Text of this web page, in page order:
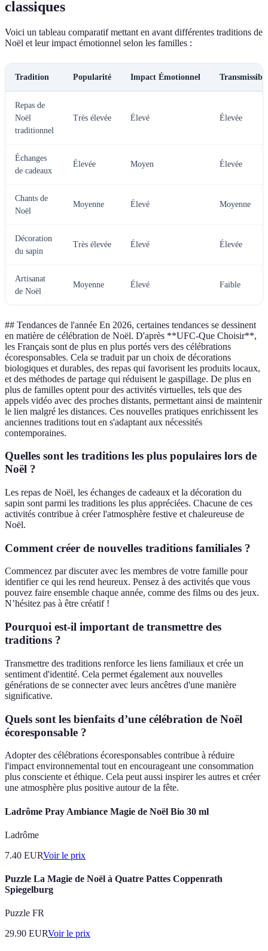
classiques
Voici un tableau comparatif mettant en avant différentes traditions de
Noël et leur impact émotionnel selon les familles :
Tradition Popularité Impact Émotionnel
Repas de
Noël
traditionnel
Très élevée Élevé Élevée
Échanges
de cadeaux
Élevée Moyen Élevée
Chants de
Noël
Moyenne Élevé Moyenne
Décoration
du sapin
Très élevée Élevé Élevée
Artisanat
de Noël
Moyenne Élevé Faible
## Tendances de l'année En 2026, certaines tendances se dessinent
en matière de célébration de Noël. D'après **UFC-Que Choisir**,
les Français sont de plus en plus portés vers des célébrations
écoresponsables. Cela se traduit par un choix de décorations
biologiques et durables, des repas qui favorisent les produits locaux,
et des méthodes de partage qui réduisent le gaspillage. De plus en
plus de familles optent pour des activités virtuelles, tels que des
appels vidéo avec des proches distants, permettant ainsi de maintenir
le lien malgré les distances. Ces nouvelles pratiques enrichissent les
anciennes traditions tout en s'adaptant aux nécessités
contemporaines.
Quelles sont les traditions les plus populaires lors de
Noël ?
Les repas de Noël, les échanges de cadeaux et la décoration du
sapin sont parmi les traditions les plus appréciées. Chacune de ces
activités contribue à créer l'atmosphère festive et chaleureuse de
Noël.
Comment créer de nouvelles traditions familiales ?
Commencez par discuter avec les membres de votre famille pour
identifier ce qui les rend heureux. Pensez à des activités que vous
pouvez faire ensemble chaque année, comme des films ou des jeux.
N’hésitez pas à être créatif !
Pourquoi est-il important de transmettre des
traditions ?
Transmettre des traditions renforce les liens familiaux et crée un
sentiment d'identité. Cela permet également aux nouvelles
générations de se connecter avec leurs ancêtres d'une manière
significative.
Quels sont les bienfaits d’une célébration de Noël
écoresponsable ?
Adopter des célébrations écoresponsables contribue à réduire
l'impact environnemental tout en encourageant une consommation
plus consciente et éthique. Cela peut aussi inspirer les autres et créer
une atmosphère plus positive autour de la fête.
Ladrôme Pray Ambiance Magie de Noël Bio 30 ml
Ladrôme
7.40 EURVoir le prix
Puzzle La Magie de Noël à Quatre Pattes Coppenrath
Spiegelburg
Puzzle FR
29.90 EURVoir le prix